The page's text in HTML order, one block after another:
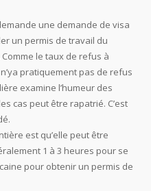
une demande de visa
un permis de travail du
le taux de refus à
pratiquement pas de refus
examine l’humeur des
cas peut être rapatrié. C’est
est qu’elle peut être
1 à 3 heures pour se
pour obtenir un permis de